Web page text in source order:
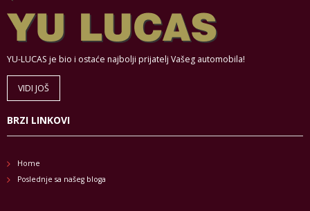
YU-LUCAS je bio i ostaće najbolji prijatelj Vašeg automobila!
VIDI JOŠ
BRZI LINKOVI
Home
Poslednje sa našeg bloga